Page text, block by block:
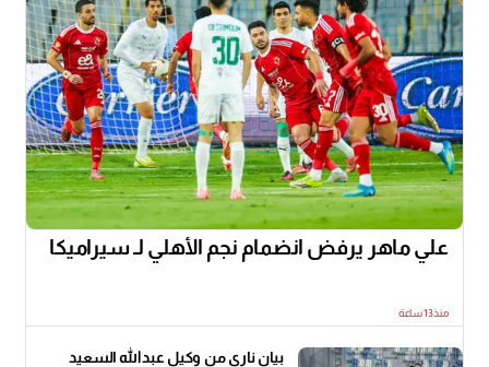
علي ماهر يرفض انضمام نجم الأهلي لـ سيراميكا
منذ13 ساعة
بيان ناري من وكيل عبدالله السعيد